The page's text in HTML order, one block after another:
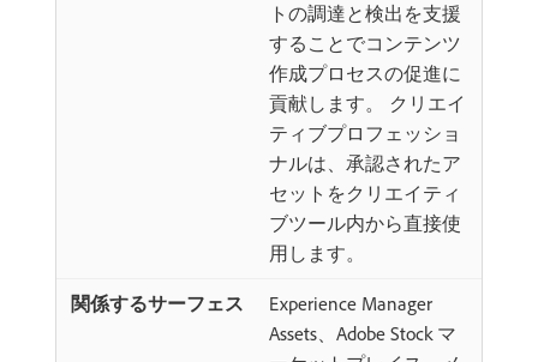
トの調達と検出を支援
することでコンテンツ
作成プロセスの促進に
貢献します。 クリエイ
ティブプロフェッショ
ナルは、承認されたア
セットをクリエイティ
ブツール内から直接使
用します。
Experience Manager
Assets、Adobe Stock マ